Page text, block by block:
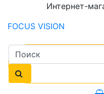
Интернет-
FOCUS VISION